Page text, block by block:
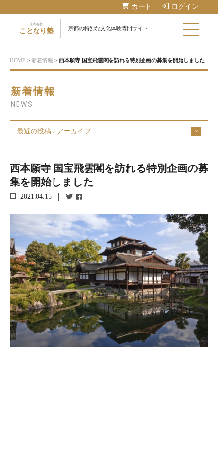
カート ログイン
京都春秋
ことなり塾 京都の特別な文化体験専門サイト
HOME > 新着情報 > 西本願寺 国宝飛雲閣を訪れる特別企画の募集を開始しました
新着情報
NEWS
最近の投稿 / アーカイブ
西本願寺 国宝飛雲閣を訪れる特別企画の募
集を開始しました
2021.04.15